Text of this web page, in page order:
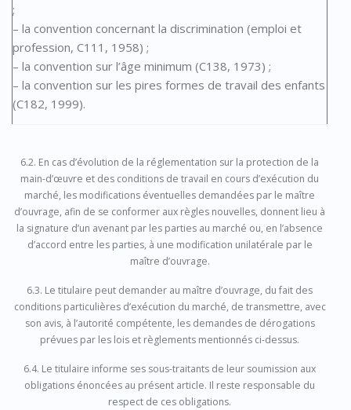
;
– la convention concernant la discrimination (emploi et
profession, C111, 1958) ;
– la convention sur l’âge minimum (C138, 1973) ;
– la convention sur les pires formes de travail des enfants
(C182, 1999).
6.2. En cas d’évolution de la réglementation sur la protection de la
main-d’œuvre et des conditions de travail en cours d’exécution du
marché, les modifications éventuelles demandées par le maître
d’ouvrage, afin de se conformer aux règles nouvelles, donnent lieu à
la signature d’un avenant par les parties au marché ou, en l’absence
d’accord entre les parties, à une modification unilatérale par le
maître d’ouvrage.
6.3. Le titulaire peut demander au maître d’ouvrage, du fait des
conditions particulières d’exécution du marché, de transmettre, avec
son avis, à l’autorité compétente, les demandes de dérogations
prévues par les lois et règlements mentionnés ci-dessus.
6.4. Le titulaire informe ses sous-traitants de leur soumission aux
obligations énoncées au présent article. Il reste responsable du
respect de ces obligations.